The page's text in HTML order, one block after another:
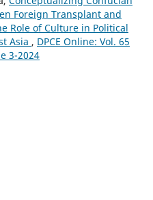
Foreign Transplant and
Role of Culture in Political
Asia , DPCE Online: Vol. 65
3-2024